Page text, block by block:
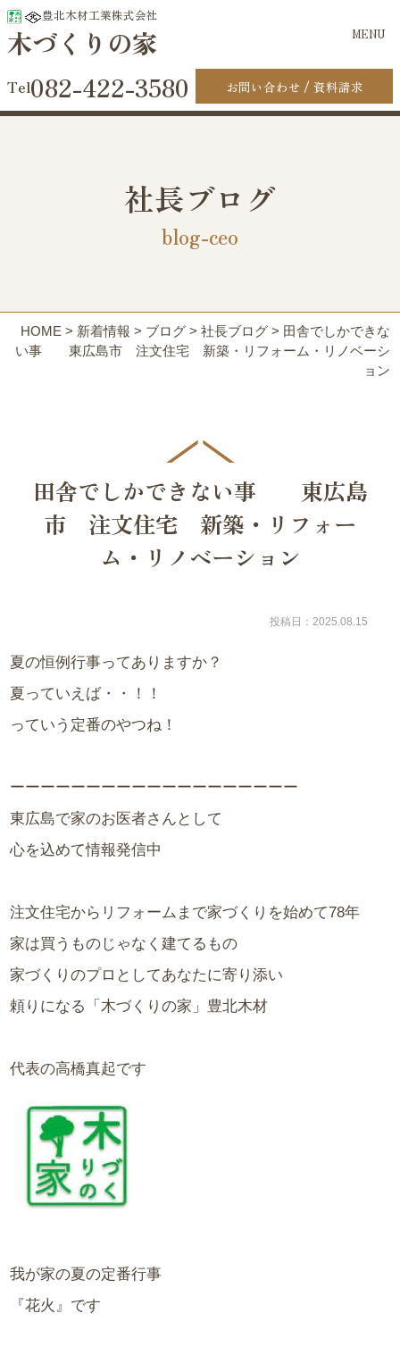
豊北木材工業株式会社
木づくりの家 MENU
082-422-3580 お問い合わせ 資料請求
社長ブログ
blog-ceo
HOME > 新着情報 > ブログ> 社長ブログ> 田舎でしかできな
い事 東広島市 注文住宅 新築・リフォーム・リノベーシ
ョン
田舎でしかできない事 東広島
市 注文住宅 新築・リフォー
ム・リノベーション
投稿日：2025.08.15
夏の恒例行事ってありますか？
夏っていえば・・！！
っていう定番のやつね！
ーーーーーーーーーーーーーーーーーーー
東広島で家のお医者さんとして
心を込めて情報発信中
注文住宅からリフォームまで家づくりを始めて78年
家は買うものじゃなく建てるもの
家づくりのプロとしてあなたに寄り添い
頼りになる「木づくりの家」豊北木材
代表の高橋真起です
我が家の夏の定番行事
『花火』です